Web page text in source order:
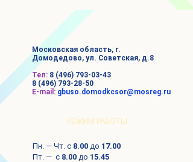
Московская область, г.
Домодедово, ул. Советская, д.8
Тел: 8 (496) 793-03-43
8 (496) 793-28-50
E-mail: gbuso.domodkcsor@mosreg.ru
РЕЖИМ РАБОТЫ
Пн. — Чт. с 8.00 до 17.00
Пт. — с 8.00 до 15.45